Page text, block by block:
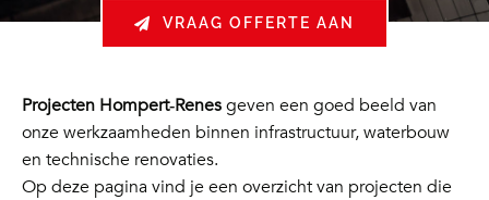
VRAAG OFFERTE AAN
Projecten Hompert‑Renesgeven een goed beeld van
onze werkzaamheden binnen infrastructuur, waterbouw
en technische renovaties.
Op deze pagina vind je een overzicht van projecten die